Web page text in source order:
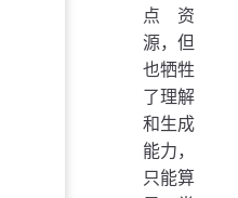
点资
源，但
也牺牲
了理解
和生成
能力，
只能算